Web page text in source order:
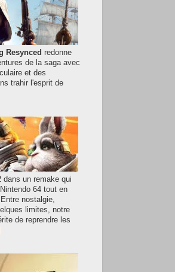
Resynced redonne
de la saga avec
et des
trahir l'esprit de
un remake qui
64 tout en
nostalgie,
limites, notre
de reprendre les